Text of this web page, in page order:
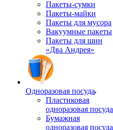
Пакеты-сумки
Пакеты-майки
Пакеты для мусора
Вакуумные пакеты
Пакеты для шин
«Два Андрея»
Одноразовая посуда
Пластиковая
одноразовая посуда
Бумажная
одноразовая посуда